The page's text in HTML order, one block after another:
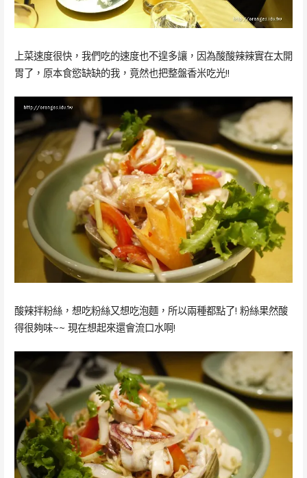
上菜速度很快，我們吃的速度也不遑多讓，因為酸酸辣辣實在太開
胃了，原本食慾缺缺的我，竟然也把整盤香米吃光!!
酸辣拌粉絲，想吃粉絲又想吃泡麵，所以兩種都點了! 粉絲果然酸
得很夠味~~ 現在想起來還會流口水啊!